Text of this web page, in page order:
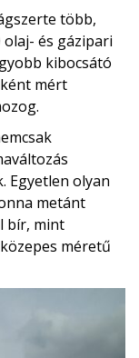
több,
és gázipari
kibocsátó
mért
Egyetlen olyan
metánt
bír, mint
méretű